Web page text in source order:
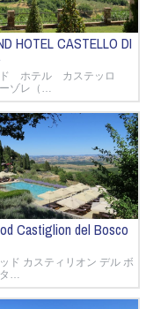
HOTEL CASTELLO DI
ド ホテル カステッロ
ゾレ（…
Castiglion del Bosco
ド カスティリオン デル ボ
タ…